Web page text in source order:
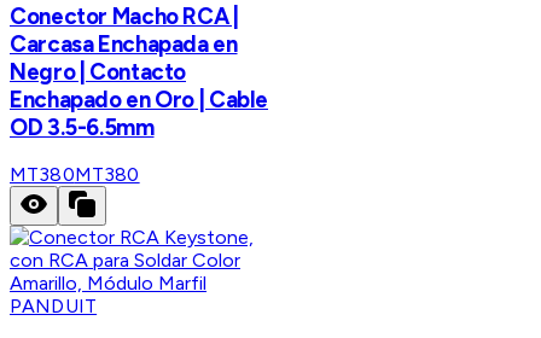
Conector Macho RCA |
Carcasa Enchapada en
Negro | Contacto
Enchapado en Oro | Cable
OD 3.5-6.5mm
MT380MT380
PANDUIT